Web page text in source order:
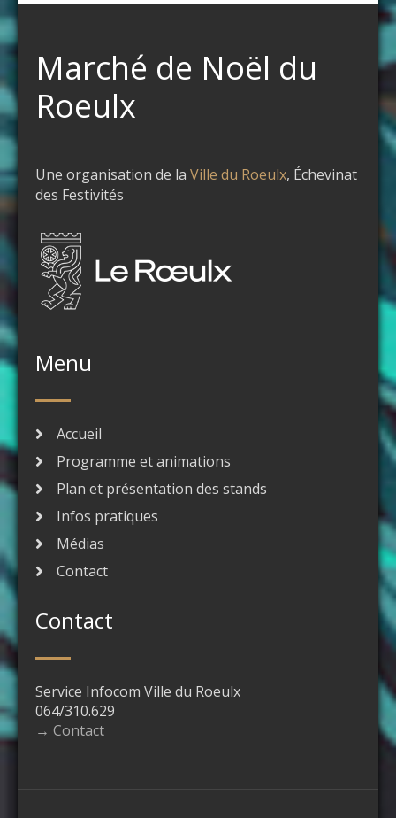
Marché de Noël du
Roeulx
Une organisation de la Ville du Roeulx, Échevinat
des Festivités
Menu
Accueil
Programme et animations
Plan et présentation des stands
Infos pratiques
Médias
Contact
Contact
Service Infocom Ville du Roeulx
064/310.629
→ Contact